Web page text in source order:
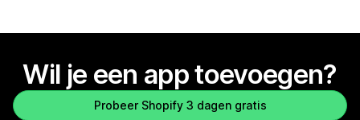
Wil je een app toevoegen?
Probeer Shopify 3 dagen gratis